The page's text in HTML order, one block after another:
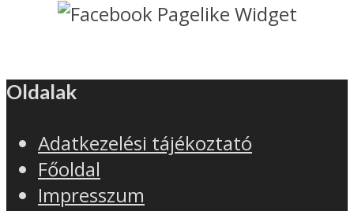
Oldalak
Adatkezelési tájékoztató
Főoldal
Impresszum